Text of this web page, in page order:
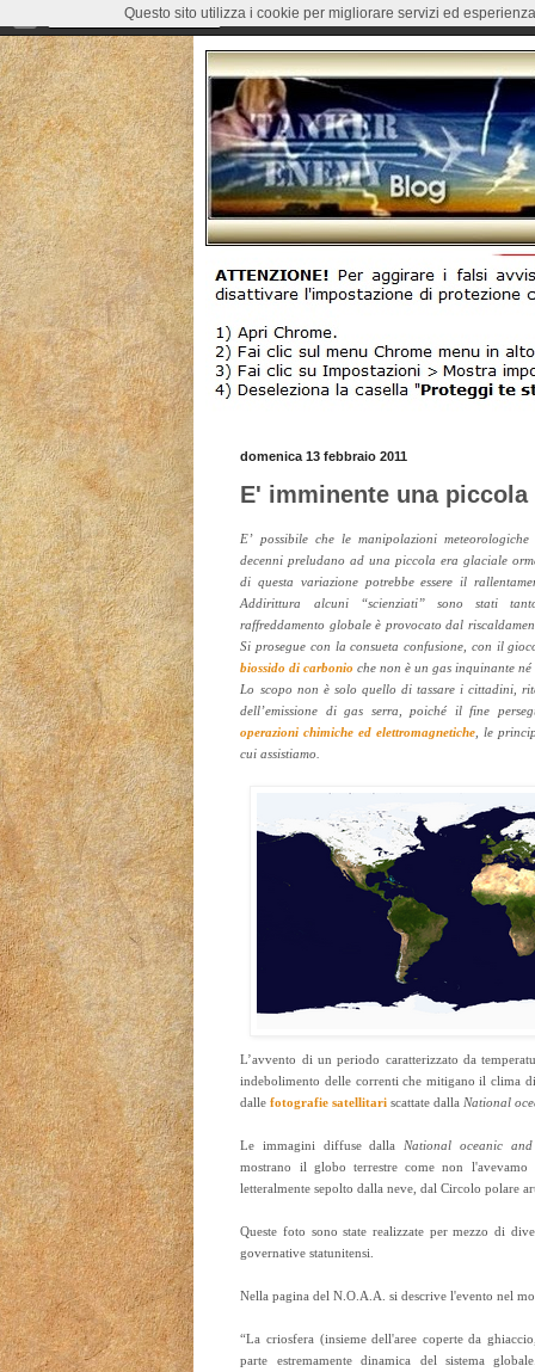
domenica 13 febbraio 2011
E' imminente una
E’ possibile che le manipolazioni
decenni preludano ad una piccola era glaciale
di questa variazione potrebbe essere il
Addirittura alcuni “scienziati” sono stati
raffreddamento globale è provocato dal
Si prosegue con la consueta confusione, con il
biossido di carbonio che non è un gas inquinante
Lo scopo non è solo quello di tassare i cittadini,
dell’emissione di gas serra, poiché il fine
operazioni chimiche ed elettromagnetiche , le
cui assistiamo.
L’avvento di un periodo caratterizzato da
indebolimento delle correnti che mitigano il clima
dallefotografie satellitari scattate dalla National
Le immagini diffuse dalla National oceanic and
mostrano il globo terrestre come non l'avevamo
letteralmente sepolto dalla neve, dal Circolo polare
Queste foto sono state realizzate per mezzo di
governative statunitensi.
Nella pagina del N.O.A.A. si descrive l'evento nel
“La criosfera (insieme dell'aree coperte da
parte estremamente dinamica del sistema
Questo sito utilizza i cookie per migliorare servizi ed